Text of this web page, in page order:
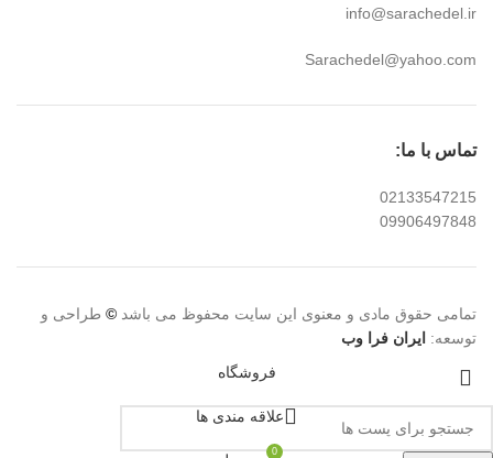
info@sarachedel.ir
Sarachedel@yahoo.com
تماس با ما:
02133547215
09906497848
تمامی حقوق مادی و معنوی این سایت محفوظ می باشد © طراحی و
توسعه: ایران فرا وب
فروشگاه
علاقه مندی ها
0